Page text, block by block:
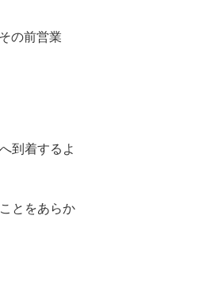
の前営業
到着するよ
とをあらか